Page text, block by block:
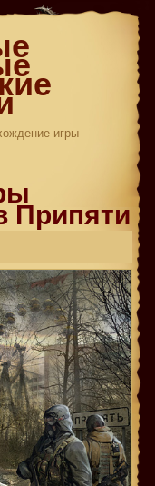
игры
Припяти